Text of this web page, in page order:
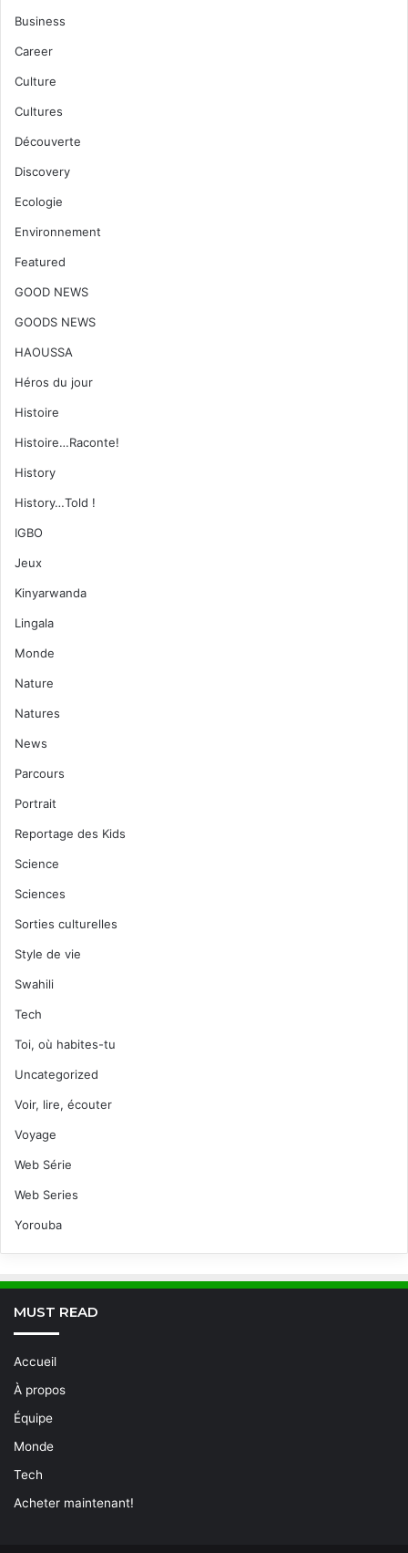
Business
Career
Culture
Cultures
Découverte
Discovery
Ecologie
Environnement
Featured
GOOD NEWS
GOODS NEWS
HAOUSSA
Héros du jour
Histoire
Histoire…Raconte!
History
History…Told !
IGBO
Jeux
Kinyarwanda
Lingala
Monde
Nature
Natures
News
Parcours
Portrait
Reportage des Kids
Science
Sciences
Sorties culturelles
Style de vie
Swahili
Tech
Toi, où habites-tu
Uncategorized
Voir, lire, écouter
Voyage
Web Série
Web Series
Yorouba
MUST READ
Accueil
À propos
Équipe
Monde
Tech
Acheter maintenant!